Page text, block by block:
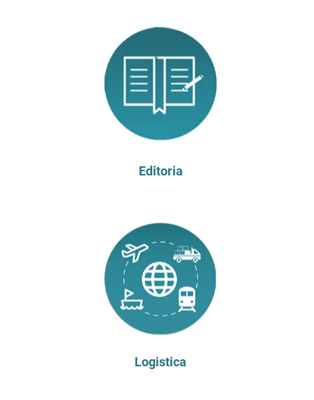
Editoria
Logistica